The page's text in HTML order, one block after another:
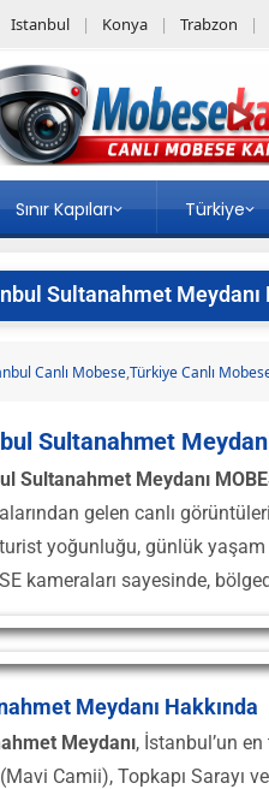
Istanbul Konya Trabzon
Sınır Kapıları Türkiye
Sultanahmet Meydanı
Canlı Mobese,Türkiye Canlı
Sultanahmet Meydanı
Sultanahmet Meydanı
gelen canlı
yoğunluğu, günlük
kameraları sayesinde,
Meydanı Hakkında
Meydanı, İstanbul’un
Camii), Topkapı Sarayı